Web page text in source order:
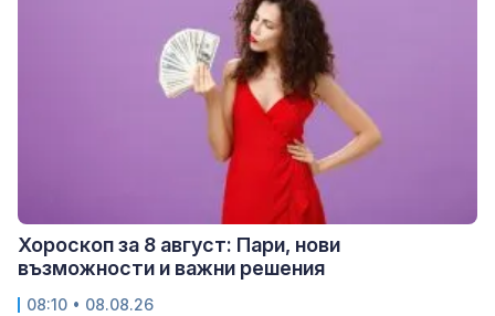
Хороскоп за 8 август: Пари, нови
възможности и важни решения
08:10 • 08.08.26